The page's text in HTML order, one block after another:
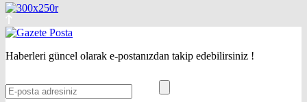
Haberleri güncel olarak e-postanızdan takip edebilirsiniz !